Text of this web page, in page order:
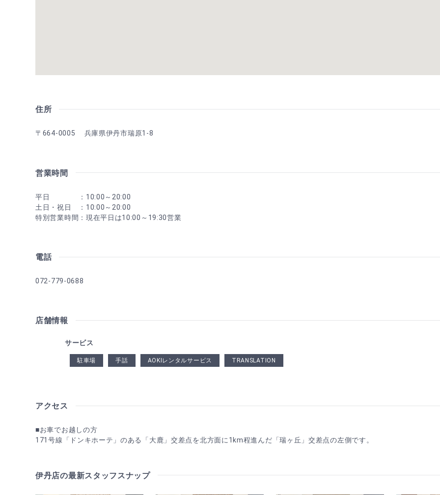
住所
〒664-0005 兵庫県伊丹市瑞原1-8
営業時間
平日 ：10:00～20:00
土日・祝日 ：10:00～20:00
特別営業時間：現在平日は10:00～19:30営業
電話
072-779-0688
店舗情報
サービス
駐車場 手話 AOKIレンタルサービス TRANSLATION
アクセス
■お車でお越しの方
171号線「ドンキホーテ」のある「大鹿」交差点を北方面に1km程進んだ「瑞ヶ丘」交差点の左側です。
伊丹店の最新スタッフスナップ